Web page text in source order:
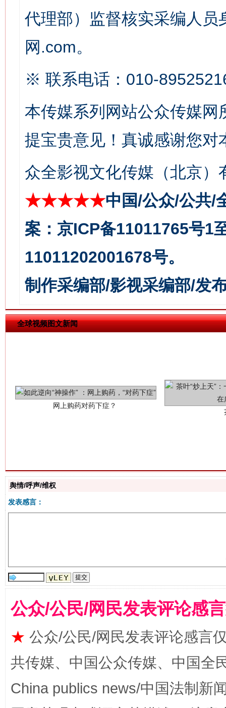
代理部）监督核实采编人员
网.com。
※ 联系电话：010-
本传媒系列网站公众传媒
提宝贵意见！真诚感谢您
众全影视文化传媒（北京）
★★★★★中国/公众/公共/
案：京ICP备11011765号1
11011202001678号。
制作采编部/影视采编部/发
全球视频图文新闻
这是一记警钟！ 谢
在谋一域中谋全局
今
舆情/呼声/维权
发表感言：
公众/公民/网民发表评论感
★ 公众/公民/网民发表评论感言
共传媒、中国公众传媒、中国全
China publics news/中国法制新